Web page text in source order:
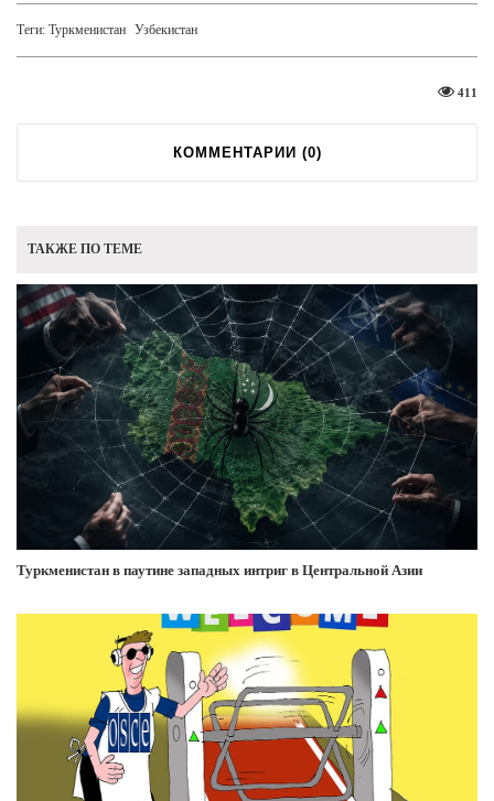
Теги: Туркменистан Узбекистан
411
КОММЕНТАРИИ (0)
ТАКЖЕ ПО ТЕМЕ
Туркменистан в паутине западных интриг в Центральной Азии